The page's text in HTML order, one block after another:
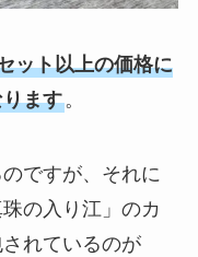
ット以上の価格に
ます。
ですが、それに
の入り江」のカ
れているのが